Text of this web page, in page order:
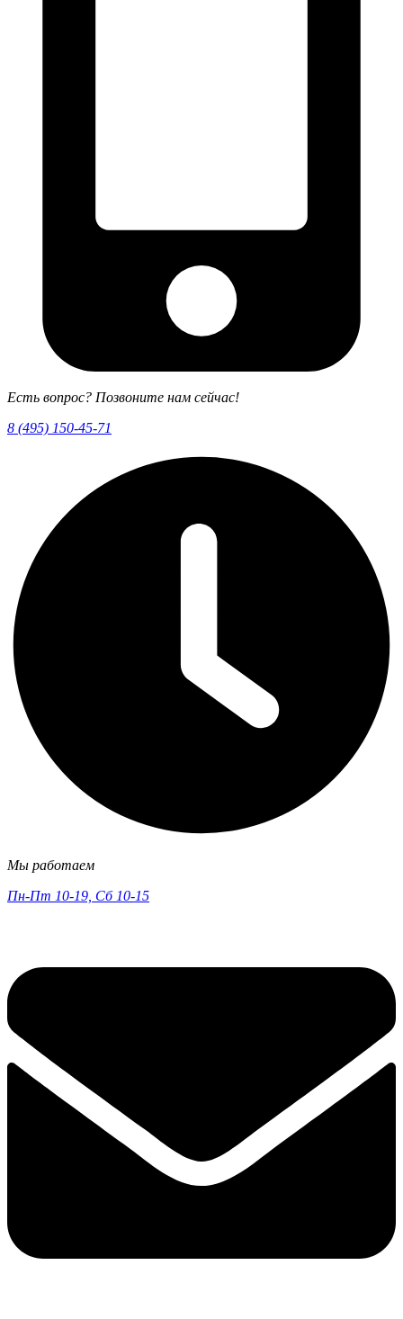
Есть вопрос? Позвоните нам сейчас!
8 (495) 150-45-71
Мы работаем
Пн-Пт 10-19, Сб 10-15